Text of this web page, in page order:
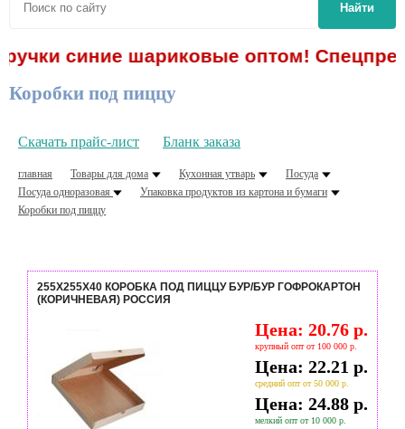
Найти
синие шариковые оптом!
Коробки под пиццу
Скачать прайс-лист Бланк заказа
главная Товары для дома Кухонная утварь
Посуда
Посуда одноразовая
Упаковка продуктов из картона и бумаги
Коробки под пиццу
255Х255Х40 КОРОБКА ПОД ПИЦЦУ БУР/БУР ГОФРОКАРТОН
(КОРИЧНЕВАЯ) РОССИЯ
Цена: 20.76 р.
крупный опт от 100 000 р.
Цена: 22.21 р.
средний опт от 50 000 р.
Цена: 24.88 р.
мелкий опт от 10 000 р.